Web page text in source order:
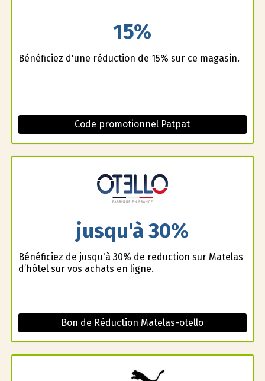
15%
Bénéficiez d'une réduction de 15% sur ce magasin.
Code promotionnel Patpat
jusqu'à 30%
Bénéficiez de jusqu'à 30% de reduction sur Matelas
d’hôtel sur vos achats en ligne.
Bon de Réduction Matelas-otello